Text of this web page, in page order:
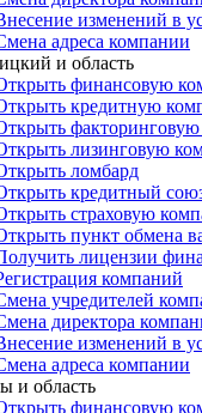
изменений в
адреса компании
и область
финансовую
кредитную
лизинговую
ломбард
кредитный
страховую
пункт обмена
лицензии
компаний
учредителей
директора
изменений в
адреса компании
и область
финансовую